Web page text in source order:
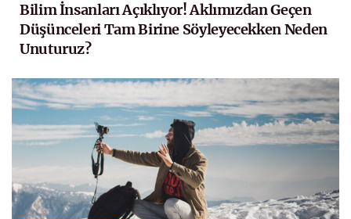
Bilim İnsanları Açıklıyor! Aklımızdan Geçen
Düşünceleri Tam Birine Söyleyecekken Neden
Unuturuz?